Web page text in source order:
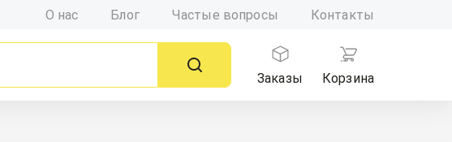
О нас Блог Частые вопросы Контакты
Заказы
Корзина